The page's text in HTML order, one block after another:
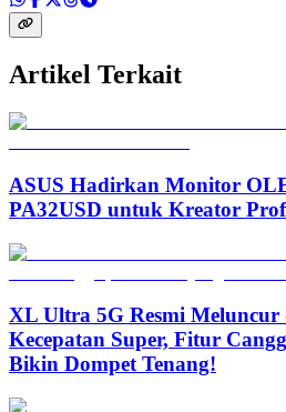
Artikel Terkait
ASUS Hadirkan Monitor
PA32USD untuk Kreator
XL Ultra 5G Resmi Meluncur
Kecepatan Super, Fitur
Bikin Dompet Tenang!